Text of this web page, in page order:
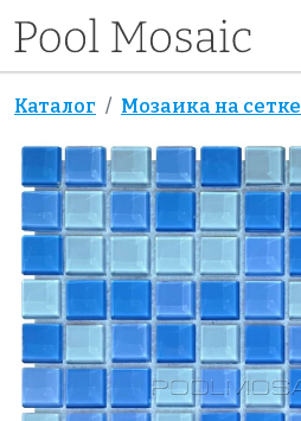
Каталог Мозаика на сетке